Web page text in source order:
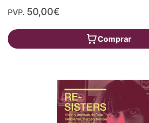
PVP. 50,00€
Comprar